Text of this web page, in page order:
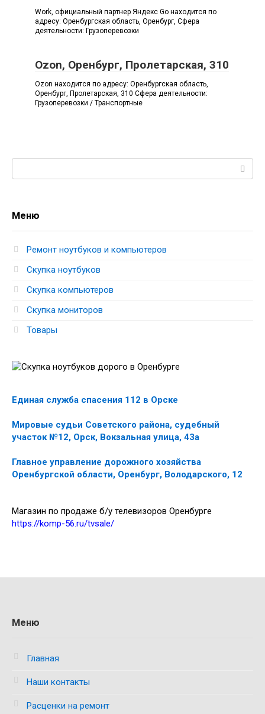
Work, официальный партнер Яндекс Go находится по
адресу: Оренбургская область, Оренбург, Сфера
деятельности: Грузоперевозки
Ozon, Оренбург, Пролетарская, 310
Ozon находится по адресу: Оренбургская область,
Оренбург, Пролетарская, 310 Сфера деятельности:
Грузоперевозки / Транспортные
Поиск:
Меню
Ремонт ноутбуков и компьютеров
Скупка ноутбуков
Скупка компьютеров
Скупка мониторов
Товары
Единая служба спасения 112 в Орске
Мировые судьи Советского района, судебный
участок №12, Орск, Вокзальная улица, 43а
Главное управление дорожного хозяйства
Оренбургской области, Оренбург, Володарского, 12
Магазин по продаже б/у телевизоров Оренбурге
https://komp-56.ru/tvsale/
Меню
Главная
Наши контакты
Расценки на ремонт